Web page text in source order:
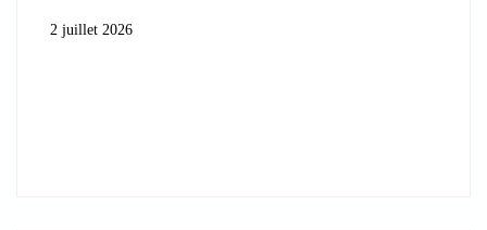
2 juillet 2026